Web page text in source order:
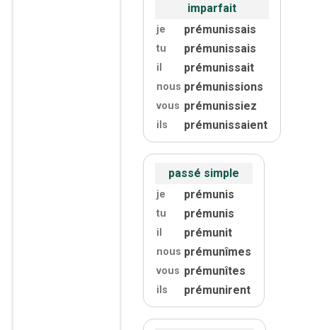
imparfait
je prémunissais
tu prémunissais
il prémunissait
nous prémunissions
vous prémunissiez
ils prémunissaient
passé simple
je prémunis
tu prémunis
il prémunit
nous prémunîmes
vous prémunîtes
ils prémunirent